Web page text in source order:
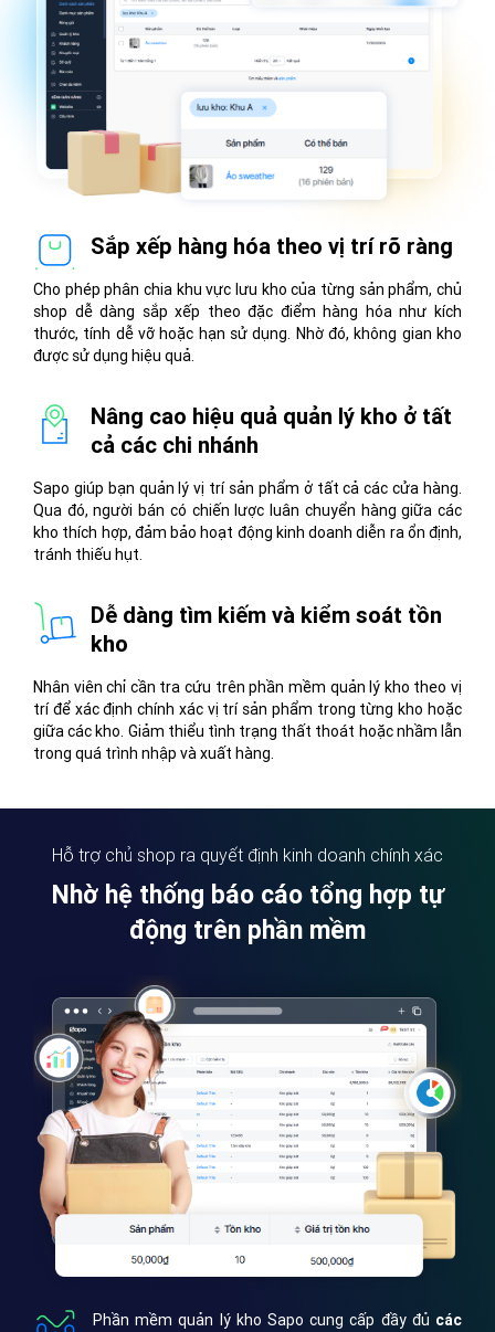
Sắp xếp hàng hóa theo vị trí rõ ràng
Cho phép phân chia khu vực lưu kho của từng sản phẩm, chủ
shop dễ dàng sắp xếp theo đặc điểm hàng hóa như kích
thước, tính dễ vỡ hoặc hạn sử dụng. Nhờ đó, không gian kho
được sử dụng hiệu quả.
Nâng cao hiệu quả quản lý kho ở tất
cả các chi nhánh
Sapo giúp bạn quản lý vị trí sản phẩm ở tất cả các cửa hàng.
Qua đó, người bán có chiến lược luân chuyển hàng giữa các
kho thích hợp, đảm bảo hoạt động kinh doanh diễn ra ổn định,
tránh thiếu hụt.
Dễ dàng tìm kiếm và kiểm soát tồn
kho
Nhân viên chỉ cần tra cứu trên phần mềm quản lý kho theo vị
trí để xác định chính xác vị trí sản phẩm trong từng kho hoặc
giữa các kho. Giảm thiểu tình trạng thất thoát hoặc nhầm lẫn
trong quá trình nhập và xuất hàng.
Hỗ trợ chủ shop ra quyết định kinh doanh chính xác
Nhờ hệ thống báo cáo tổng hợp tự
động trên phần mềm
Phần mềm quản lý kho Sapo cung cấp đầy đủ các